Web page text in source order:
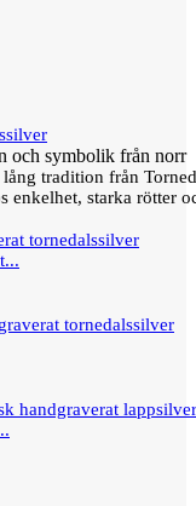
och symbolik från norr
tradition från
enkelhet, starka rötter